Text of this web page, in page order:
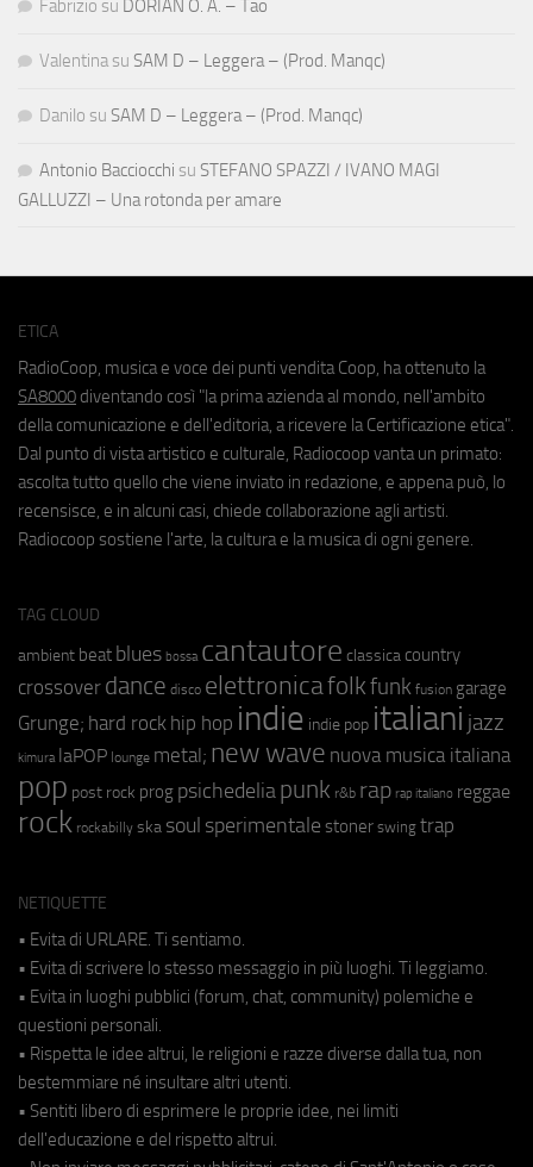
Fabrizio su DORIAN O. A. – Tao
Valentina su SAM D – Leggera – (Prod. Manqc)
Danilo su SAM D – Leggera – (Prod. Manqc)
Antonio Bacciocchi su STEFANO SPAZZI / IVANO MAGI
GALLUZZI – Una rotonda per amare
ETICA
RadioCoop, musica e voce dei punti vendita Coop, ha ottenuto la
SA8000 diventando così "la prima azienda al mondo, nell'ambito
della comunicazione e dell'editoria, a ricevere la Certificazione etica".
Dal punto di vista artistico e culturale, Radiocoop vanta un primato:
ascolta tutto quello che viene inviato in redazione, e appena può, lo
recensisce, e in alcuni casi, chiede collaborazione agli artisti.
Radiocoop sostiene l'arte, la cultura e la musica di ogni genere.
TAG CLOUD
ambient beat blues bossa cantautore classica country
crossover dance disco elettronicafolkfunk fusion garage
Grunge; hard rock hip hop indie indie pop italiani jazz
kimura laPOP lounge metal; new wave nuova musica italiana
pop post rock prog psichedeliapunk r&b rap rap italiano reggae
rock rockabilly ska soul sperimentale stoner swing trap
NETIQUETTE
• Evita di URLARE. Ti sentiamo.
• Evita di scrivere lo stesso messaggio in più luoghi. Ti leggiamo.
• Evita in luoghi pubblici (forum, chat, community) polemiche e
questioni personali.
• Rispetta le idee altrui, le religioni e razze diverse dalla tua, non
bestemmiare né insultare altri utenti.
• Sentiti libero di esprimere le proprie idee, nei limiti
dell'educazione e del rispetto altrui.